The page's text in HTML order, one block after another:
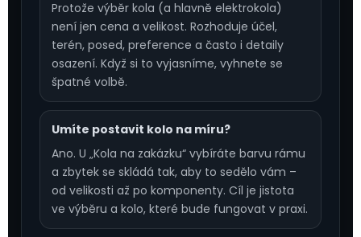
Protože výběr kola (a hlavně elektrokola)
není jen cena a velikost. Rozhoduje účel,
terén, posed, preference a často i detaily
osazení. Když si to vyjasníme, vyhnete se
špatné volbě.
Umíte postavit kolo na míru?
Ano. U „Kola na zakázku“ vybíráte barvu rámu
a zbytek se skládá tak, aby to sedělo vám –
od velikosti až po komponenty. Cíl je jistota
ve výběru a kolo, které bude fungovat v praxi.